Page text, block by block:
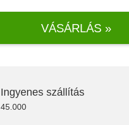
VÁSÁRLÁS »
Ingyenes szállítás
45.000